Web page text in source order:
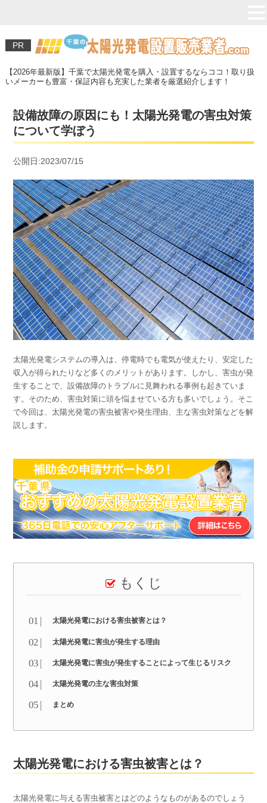
PR
【2026年最新版】千葉で太陽光発電を購入・設置するならココ！取り扱
いメーカーも豊富・保証内容も充実した業者を厳選紹介します！
設備故障の原因にも！太陽光発電の害虫対策
について学ぼう
公開日:2023/07/15
太陽光発電システムの導入は、停電時でも電気が使えたり、安定した
収入が得られたりなど多くのメリットがあります。しかし、害虫が発
生することで、設備故障のトラブルに見舞われる事例も起きていま
す。そのため、害虫対策に頭を悩ませている方も多いでしょう。そこ
で今回は、太陽光発電の害虫被害や発生理由、主な害虫対策などを解
説します。
もくじ
太陽光発電における害虫被害とは？
太陽光発電に害虫が発生する理由
太陽光発電に害虫が発生することによって生じるリスク
太陽光発電の主な害虫対策
まとめ
太陽光発電における害虫被害とは？
太陽光発電に与える害虫被害とはどのようなものがあるのでしょう